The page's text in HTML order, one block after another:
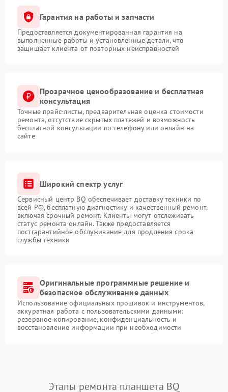
Гарантия на работы и запчасти
Предоставляется документированная гарантия на
выполненные работы и установленные детали, что
защищает клиента от повторных неисправностей
Прозрачное ценообразование и бесплатная
консультация
Точные прайс-листы, предварительная оценка стоимости
ремонта, отсутствие скрытых платежей и возможность
бесплатной консультации по телефону или онлайн на
сайте
Широкий спектр услуг
Сервисный центр BQ обеспечивает доставку техники по
всей РФ, бесплатную диагностику и качественный ремонт,
включая срочный ремонт. Клиенты могут отслеживать
статус ремонта онлайн. Также предоставляется
постгарантийное обслуживание для продления срока
службы техники
Оригинальные программные решение и
безопасное обслуживание данных
Использование официальных прошивок и инструментов,
аккуратная работа с пользовательскими данными:
резервное копирование, конфиденциальность и
восстановление информации при необходимости
Этапы ремонта планшета BQ